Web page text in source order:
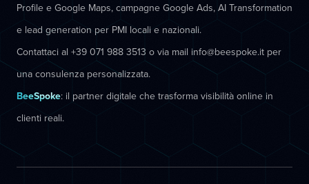
Profile e Google Maps, campagne Google Ads, AI Transformation
e lead generation per PMI locali e nazionali.
Contattaci al +39 071 988 3513 o via mail info@beespoke.it per
una consulenza personalizzata.
BeeSpoke: il partner digitale che trasforma visibilità online in
clienti reali.